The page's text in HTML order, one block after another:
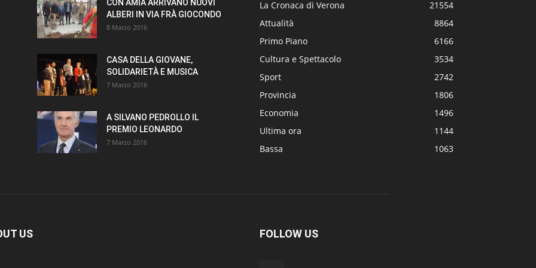
CON AMIA ARRIVANO NUOVI
ALBERI IN VIA FRÀ GIOCONDO
8 Marzo 2016
CASA DELLA GIOVANE,
SOLIDARIETÀ E MUSICA
7 Marzo 2016
A SILVANO PEDROLLO IL
PREMIO LEONARDO
7 Marzo 2016
La Cronaca di Verona
21554
Attualità
8864
Primo Piano
6166
Cultura e Spettacolo
3534
Sport
2742
Provincia
1806
Economia
1496
Ultima ora
1144
Bassa
1063
US FOLLOW US